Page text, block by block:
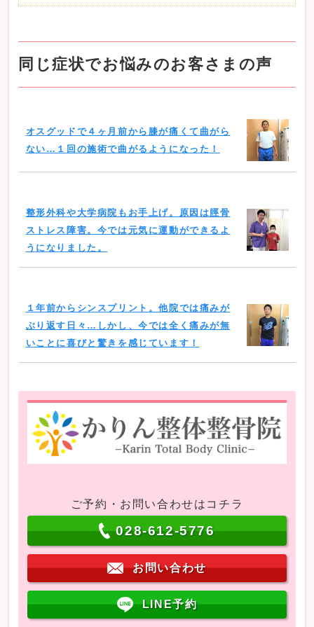
同じ症状でお悩みのお客さまの声
オスグッドで４ヶ月前から膝が痛くて曲がら
ない…１回の施術で曲がるようになった！
整形外科や大学病院もお手上げ。原因は脛骨
ストレス障害。今では元気に運動ができるよ
うになりました。
１年前からシンスプリント。他院では痛みが
ぶり返す日々…しかし、今では全く痛みが無
いことに喜びと驚きを感じています！
ご予約・お問い合わせはコチラ
028-612-5776
お問い合わせ
LINE予約